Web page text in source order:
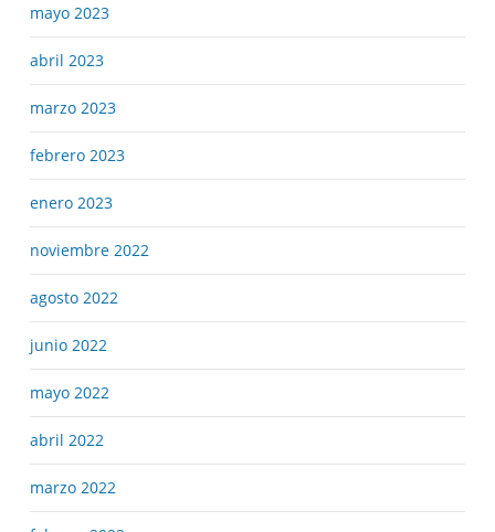
mayo 2023
abril 2023
marzo 2023
febrero 2023
enero 2023
noviembre 2022
agosto 2022
junio 2022
mayo 2022
abril 2022
marzo 2022